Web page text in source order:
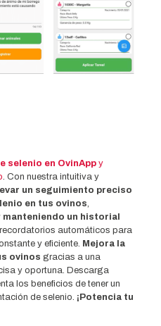
selenio en OvinAppy
. Con nuestra intuitiva y
un seguimiento preciso
en tus ovinos,
manteniendo un historial
automáticos para
y eficiente. Mejora la
ovinos gracias a una
y oportuna. Descarga
los beneficios de tener un
de selenio. ¡Potencia tu